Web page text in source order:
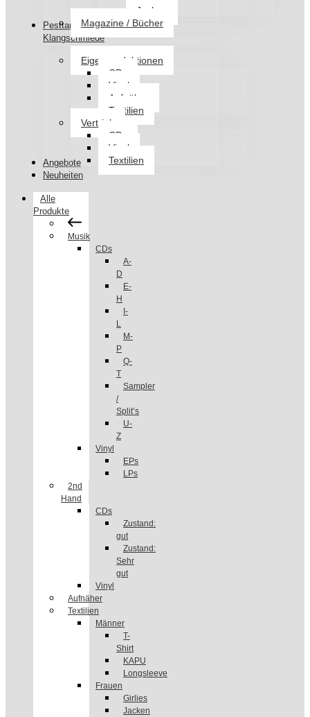
Jacken
Magazine / Bücher
Pesttanz
Klangschmiede
Eigenproduktionen
CDs
Vinyl
Aufnäher
Textilien
Vertrieb
CDs
Vinyl
Textilien
Angebote
Neuheiten
Alle
Produkte
Musik
CDs
A-
D
E-
H
I-
L
M-
P
Q-
T
Sampler
/
Split’s
U-
Z
Vinyl
EPs
LPs
2nd
Hand
CDs
Zustand:
gut
Zustand:
Sehr
gut
Vinyl
Aufnäher
Textilien
Männer
T-
Shirt
KAPU
Longsleeve
Frauen
Girlies
Jacken